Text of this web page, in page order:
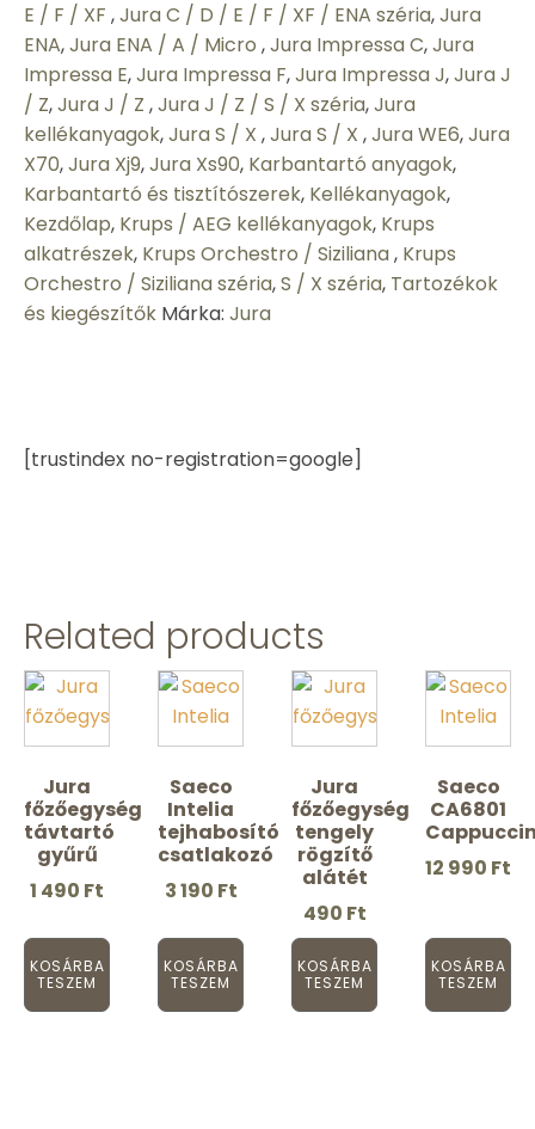
E / F / XF ,Jura C / D / E / F / XF / ENA széria,Jura
ENA,Jura ENA / A / Micro ,Jura Impressa C,Jura
Impressa E,Jura Impressa F,Jura Impressa J,Jura J
/ Z,Jura J / Z ,Jura J / Z / S / X széria,Jura
kellékanyagok,Jura S / X ,Jura S / X ,Jura WE6,Jura
X70,Jura Xj9,Jura Xs90, Karbantartó anyagok,
Karbantartó és tisztítószerek, Kellékanyagok,
Kezdőlap, Krups / AEG kellékanyagok, Krups
alkatrészek, Krups Orchestro / Siziliana, Krups
Orchestro / Siziliana széria,S / X széria, Tartozékok
és kiegészítők Márka: Jura
[trustindex no-registration=google]
Related products
Jura
főzőegység
távtartó
gyűrű
1 490 Ft
KOSÁRBA
TESZEM
Saeco
Intelia
tejhabosító
csatlakozó
3 190 Ft
KOSÁRBA
TESZEM
Jura
főzőegység
tengely
rögzítő
alátét
490 Ft
KOSÁRBA
TESZEM
Saeco
CA6801
12 990 Ft
KOSÁRBA
TESZEM